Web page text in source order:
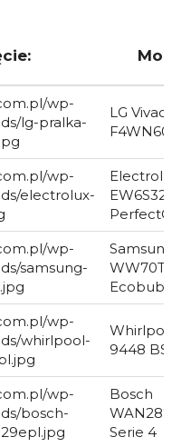
Model:
wp-
lg-pralka-
LG Vivace
wp-
electrolux-
Electrolux
wp-
samsung-
Samsung
Ecobubble
wp-
whirlpool-
Whirlpool
9448 BSV
wp-
bosch-
Bosch
Serie 4